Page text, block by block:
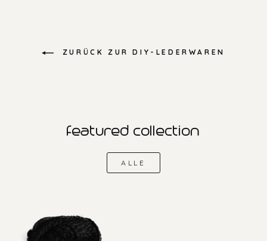
ZURÜCK ZUR DIY-LEDERWAREN
featured collection
ALLE